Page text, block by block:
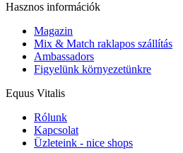
Hasznos információk
Magazin
Mix & Match raklapos szállítás
Ambassadors
Figyelünk környezetünkre
Equus Vitalis
Rólunk
Kapcsolat
Üzleteink - nice shops